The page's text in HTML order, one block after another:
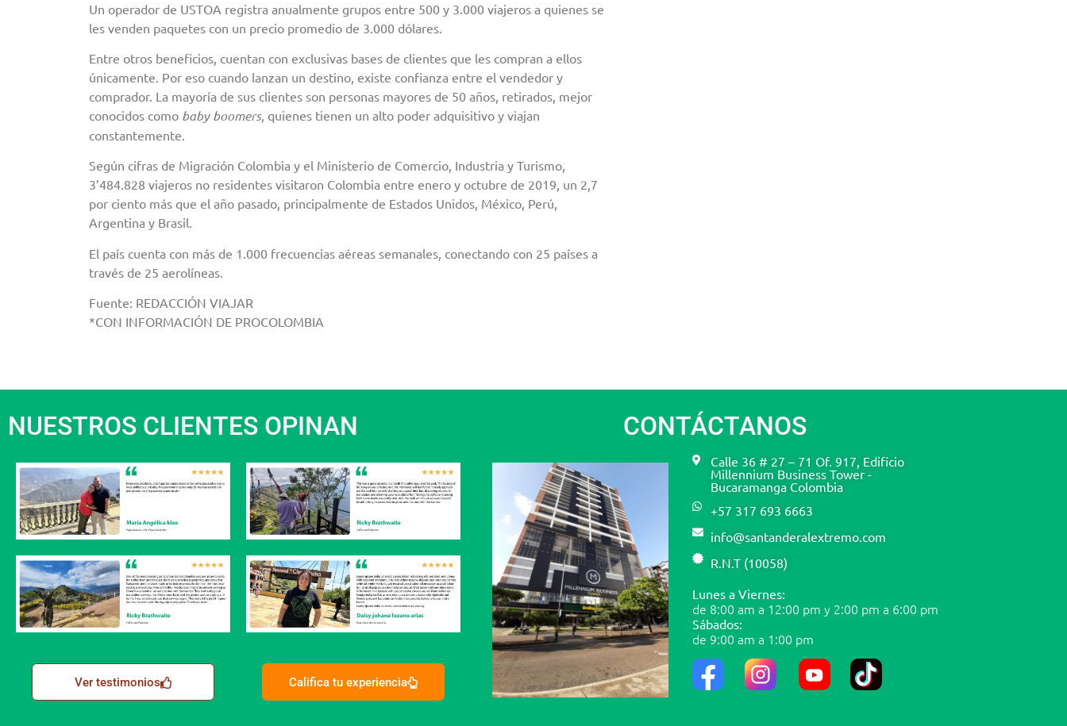
Un operador de USTOA registra anualmente grupos entre 500 y 3.000 viajeros a quienes se
les venden paquetes con un precio promedio de 3.000 dólares.
Entre otros beneficios, cuentan con exclusivas bases de clientes que les compran a ellos
únicamente. Por eso cuando lanzan un destino, existe confianza entre el vendedor y
comprador. La mayoría de sus clientes son personas mayores de 50 años, retirados, mejor
conocidos como baby boomers, quienes tienen un alto poder adquisitivo y viajan
constantemente.
Según cifras de Migración Colombia y el Ministerio de Comercio, Industria y Turismo,
3’484.828 viajeros no residentes visitaron Colombia entre enero y octubre de 2019, un 2,7
por ciento más que el año pasado, principalmente de Estados Unidos, México, Perú,
Argentina y Brasil.
El país cuenta con más de 1.000 frecuencias aéreas semanales, conectando con 25 países a
través de 25 aerolíneas.
Fuente: REDACCIÓN VIAJAR
*CON INFORMACIÓN DE PROCOLOMBIA
NUESTROS CLIENTES OPINAN
Ver testimonios Califica tu experiencia
CONTÁCTANOS
Calle 36 # 27 – 71 Of. 917, Edificio
Millennium Business Tower -
Bucaramanga Colombia
+57 317 693 6663
info@santanderalextremo.com
R.N.T (10058)
Lunes a Viernes:
de 8:00 am a 12:00 pm y 2:00 pm a 6:00 pm
Sábados:
de 9:00 am a 1:00 pm